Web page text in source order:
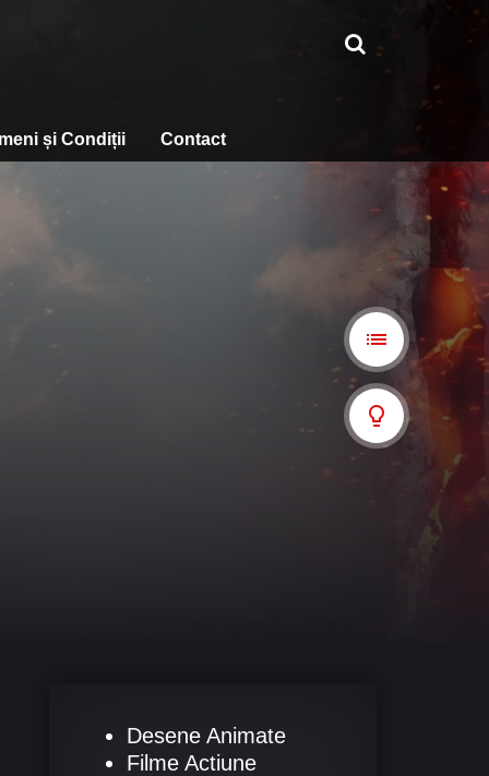
și Condiții Contact
Desene Animate
Filme Actiune